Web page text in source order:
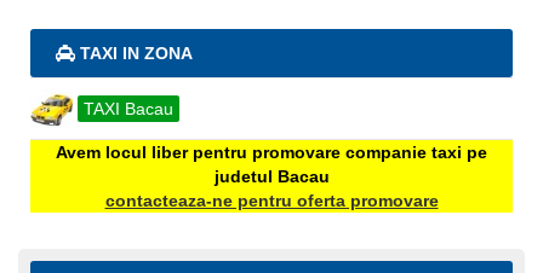
TAXI IN ZONA
TAXI Bacau
Avem locul liber pentru promovare companie taxi pe
judetul Bacau
contacteaza-ne pentru oferta promovare